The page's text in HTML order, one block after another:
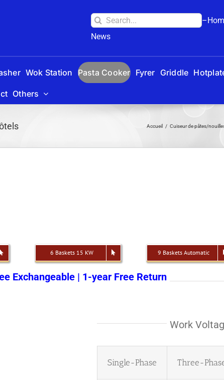
Search
for:
News
Wok Station Pasta Cooker Fyrer Griddle
Others
Accueil Cuiseur de pâtes/
6 Baskets 15 KW 9 Baskets Automatic
Exchangeable | 1-year Free Return
Work
Single-Phase Three-